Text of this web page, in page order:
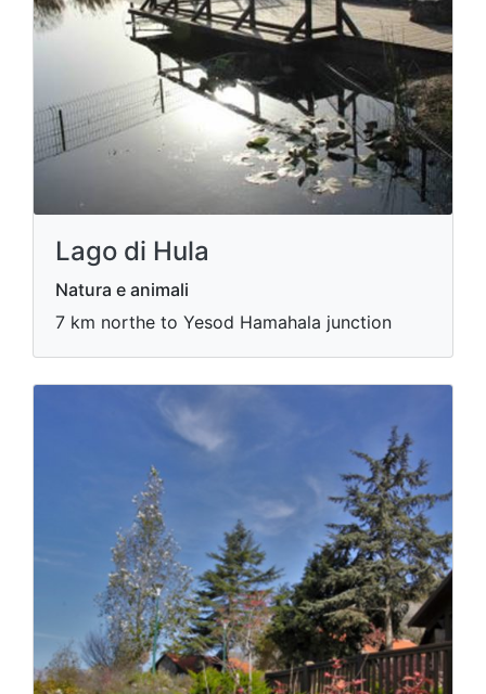
Lago di Hula
Natura e animali
7 km northe to Yesod Hamahala junction